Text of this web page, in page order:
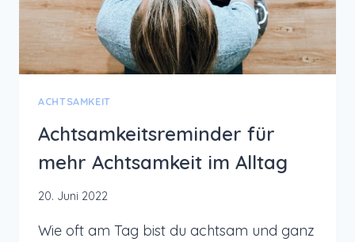
ACHTSAMKEIT
Achtsamkeitsreminder für
mehr Achtsamkeit im Alltag
20. Juni 2022
Wie oft am Tag bist du achtsam und ganz